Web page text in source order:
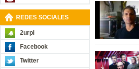
REDES SOCIALES
2urpi
Facebook
Twitter